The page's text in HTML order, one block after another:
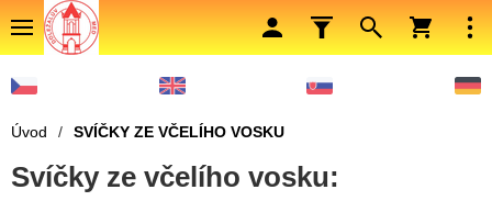
Úvod / SVÍČKY ZE VČELÍHO VOSKU
Svíčky ze včelího vosku: